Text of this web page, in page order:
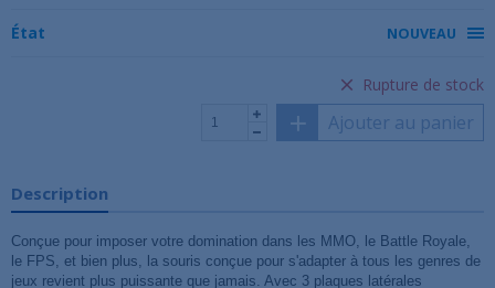
État NOUVEAU
Rupture de stock
Ajouter au panier
Description
Conçue pour imposer votre domination dans les MMO, le Battle Royale,
le FPS, et bien plus, la souris conçue pour s'adapter à tous les genres de
jeux revient plus puissante que jamais. Avec 3 plaques latérales